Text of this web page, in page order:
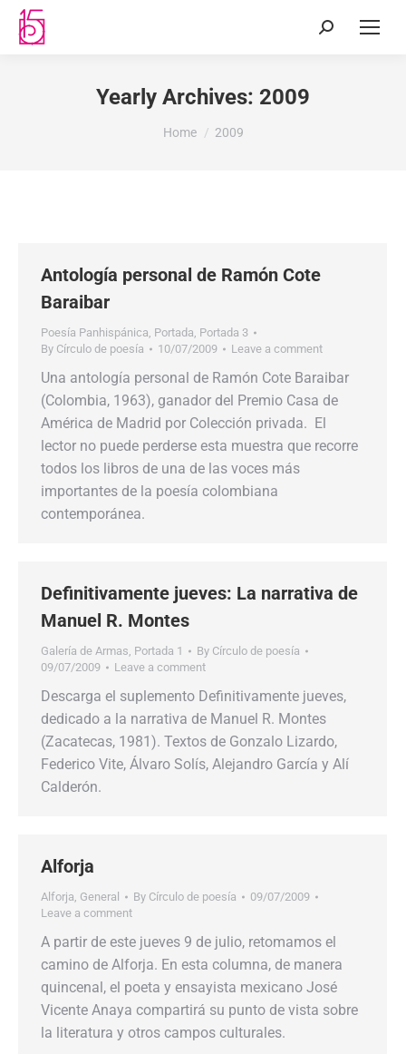
Yearly Archives: 2009
You are here:
Home 2009
Antología personal de Ramón Cote
Baraibar
Poesía Panhispánica, Portada, Portada 3
By Círculo de poesía 10/07/2009 Leave a comment
Una antología personal de Ramón Cote Baraibar
(Colombia, 1963), ganador del Premio Casa de
América de Madrid por Colección privada. El
lector no puede perderse esta muestra que recorre
todos los libros de una de las voces más
importantes de la poesía colombiana
contemporánea.
Definitivamente jueves: La narrativa de
Manuel R. Montes
Galería de Armas, Portada 1 By Círculo de poesía
09/07/2009
Leave a comment
Descarga el suplemento Definitivamente jueves,
dedicado a la narrativa de Manuel R. Montes
(Zacatecas, 1981). Textos de Gonzalo Lizardo,
Federico Vite, Álvaro Solís, Alejandro García y Alí
Calderón.
Alforja
Alforja, General By Círculo de poesía
09/07/2009
Leave a comment
A partir de este jueves 9 de julio, retomamos el
camino de Alforja. En esta columna, de manera
quincenal, el poeta y ensayista mexicano José
Vicente Anaya compartirá su punto de vista sobre
la literatura y otros campos culturales.